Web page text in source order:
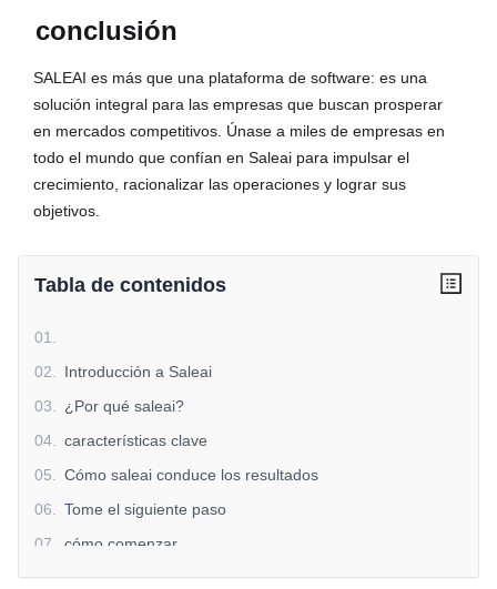
conclusión
SALEAI es más que una plataforma de software: es una
solución integral para las empresas que buscan prosperar
en mercados competitivos. Únase a miles de empresas en
todo el mundo que confían en Saleai para impulsar el
crecimiento, racionalizar las operaciones y lograr sus
objetivos.
Tabla de contenidos
01
02
Introducción a Saleai
03
¿Por qué saleai?
04
características clave
05
Cómo saleai conduce los resultados
06
Tome el siguiente paso
07
cómo comenzar
08. conclusión